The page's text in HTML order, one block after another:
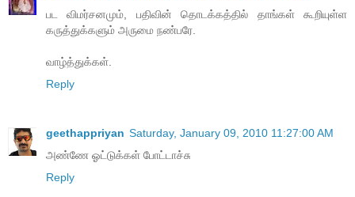
பட விமர்சனமும், பதிவின் தொடக்கத்தில் தாங்கள் கூறியுள்ள
கருத்துக்களும் அருமை நண்பரே.
வாழ்த்துக்கள்.
Reply
geethappriyan Saturday, January 09, 2010 11:27:00 AM
அண்ணே ஓட்டுக்கள் போட்டாச்சு
Reply